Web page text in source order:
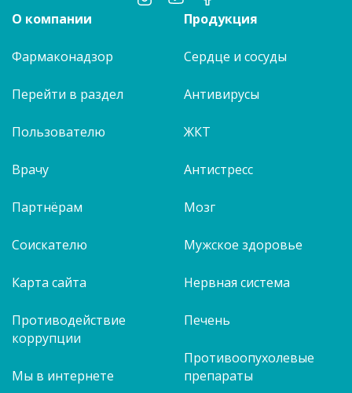
О компании
Фармаконадзор
Перейти в раздел
Пользователю
Врачу
Партнёрам
Соискателю
Карта сайта
Противодействие
коррупции
Мы в интернете
Продукция
Сердце и сосуды
Антивирусы
ЖКТ
Антистресс
Мозг
Мужское здоровье
Нервная система
Печень
Противоопухолевые
препараты